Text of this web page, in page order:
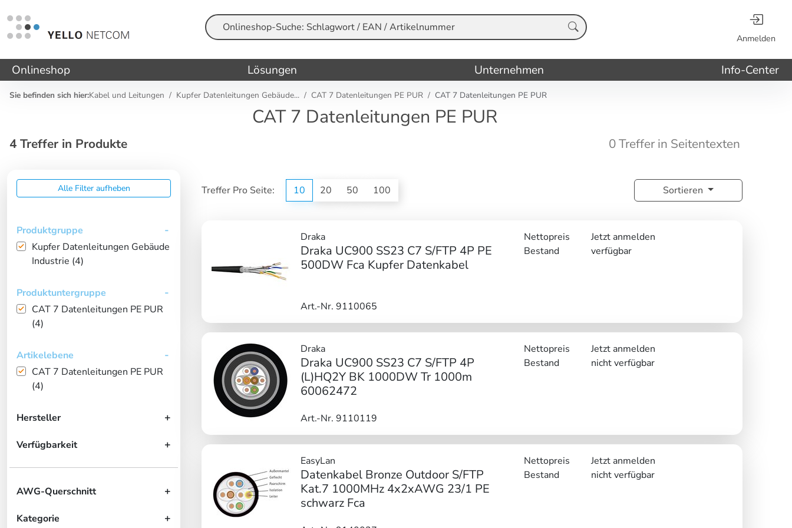
Suche Anmelden
Onlineshop Lösungen Unternehmen Info-Center
Sie befinden sich hier:Kabel und Leitungen Kupfer Datenleitungen Gebäude... CAT 7 Datenleitungen PE PUR CAT 7 Datenleitungen PE PUR
CAT 7 Datenleitungen PE PUR
4 Treffer in Produkte 0 Treffer in Seitentexten
Alle Filter aufheben
Produktgruppe
Kupfer Datenleitungen Gebäude
Industrie (4)
Produktuntergruppe
CAT 7 Datenleitungen PE PUR
(4)
Artikelebene
CAT 7 Datenleitungen PE PUR
(4)
Hersteller
Verfügbarkeit
AWG-Querschnitt
Kategorie
Treffer Pro Seite: 10 20 50 100 Sortieren
Draka
Draka UC900 SS23 C7 S/FTP 4P PE
500DW Fca Kupfer Datenkabel
Art.-Nr. 9110065
Nettopreis
Jetzt anmelden
Bestand
verfügbar
Draka
Draka UC900 SS23 C7 S/FTP 4P
(L)HQ2Y BK 1000DW Tr 1000m
60062472
Art.-Nr. 9110119
Nettopreis
Jetzt anmelden
Bestand
nicht verfügbar
EasyLan
Datenkabel Bronze Outdoor S/FTP
Kat.7 1000MHz 4x2xAWG 23/1 PE
schwarz Fca
Nettopreis
Jetzt anmelden
Bestand
nicht verfügbar